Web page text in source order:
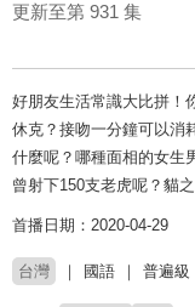
更新至第 931 集
好朋友生活常識大比拼！
休克？接吻一分鐘可以消
什麼呢？哪種面相的女生
曾射下150支老虎呢？貓
首播日期：2020-04-29
台灣 國語 普遍級